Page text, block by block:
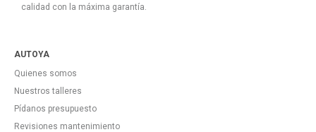
calidad con la máxima garantía.
AUTOYA
Quienes somos
Nuestros talleres
Pídanos presupuesto
Revisiones mantenimiento